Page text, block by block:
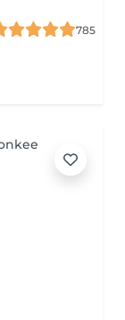
785